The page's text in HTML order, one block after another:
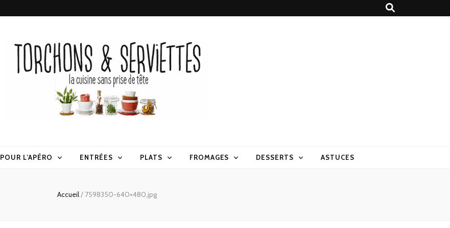
POUR L’APÉRO ENTRÉES PLATS FROMAGES DESSERTS ASTUCES
Accueil/ 7598350-640×480.jpg